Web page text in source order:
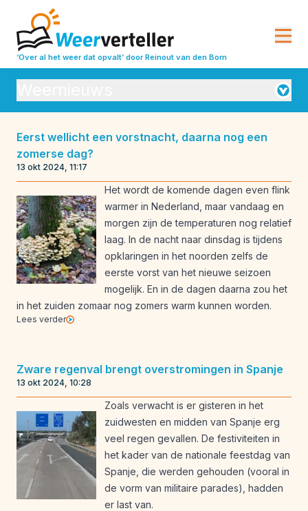
‘Over al het weer dat opvalt’ door Reinout van den Born
Seizoensverwachtingen
Weeranalyse
Weerbeleving
Weeroverzichten
Weerrecords
Weersverwachting
Weeruitleg
Weerverleden
Eerst wellicht een vorstnacht, daarna nog een
zomerse dag?
13 okt 2024, 11:17
Het wordt de komende dagen even flink
warmer in Nederland, maar vandaag en
morgen zijn de temperaturen nog relatief
laag. In de nacht naar dinsdag is tijdens
opklaringen in het noorden zelfs de
eerste vorst van het nieuwe seizoen
mogelijk. En in de dagen daarna zou het
in het zuiden zomaar nog zomers warm kunnen worden.
Lees verder
Zware regenval brengt overstromingen in Spanje
13 okt 2024, 10:28
Zoals verwacht is er gisteren in het
zuidwesten en midden van Spanje erg
veel regen gevallen. De festiviteiten in
het kader van de nationale feestdag van
Spanje, die werden gehouden (vooral in
de vorm van militaire parades), hadden
er last van.